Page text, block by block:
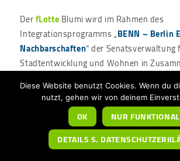
DerfLotteBlumi wird im Rahmen des
Integrationsprogramms „BENN – Berlin
Nachbarschaften“ der Senatsverwaltung
Stadtentwicklung und Wohnen in
Blumi ist leider nicht mehr über die fLotte
Diese Website benutzt Cookies. Wenn du
nutzt, gehen wir von deinem
OK
NUR
DETAILS S.